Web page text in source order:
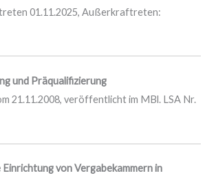
01.11.2025, Außerkraftreten:
und Präqualifizierung
21.11.2008, veröffentlicht im MBl. LSA Nr.
Einrichtung von Vergabekammern in